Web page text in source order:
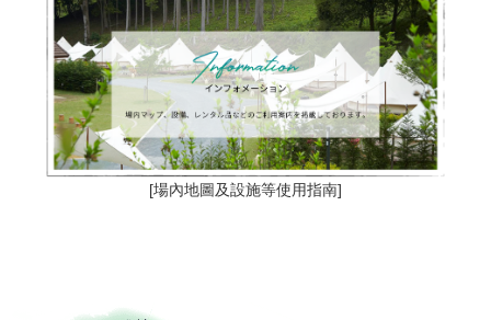
預約 2026.6.12
2026/3/1（星期日）～2027/2/28（星期日）接受網路預約
※部分除外日
預約 2026.3.31
已公布「2026 FIM MotoGP™ 世界錦標賽系列 第16戰
MOTUL 日本大獎賽」的預約開始日。
[場內地圖及設施等使用指南]